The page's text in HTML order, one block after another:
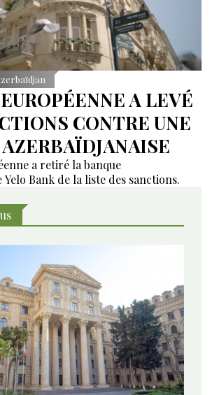
A LEVÉ
CONTRE UNE
a retiré la banque
Yelo Bank de la liste des sanctions.